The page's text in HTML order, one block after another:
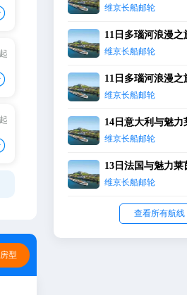
型
维京长船邮轮
维京长船邮轮
维京长船邮轮
维京长船邮轮
维京长船邮轮
查看所有航线